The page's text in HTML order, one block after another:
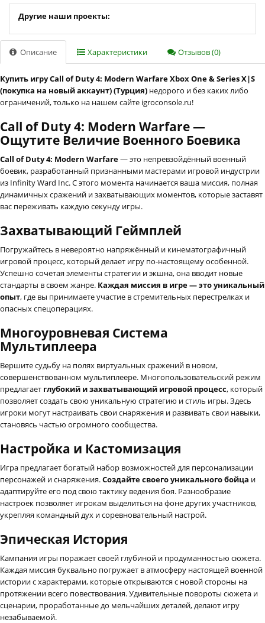
Другие наши проекты:
Описание Характеристики Отзывов (0)
Купить игру Call of Duty 4: Modern Warfare Xbox One & Series X|S
(покупка на новый аккаунт) (Турция) недорого и без каких либо
ограничений, только на нашем сайте igroconsole.ru!
Call of Duty 4: Modern Warfare —
Ощутите Величие Военного Боевика
Call of Duty 4: Modern Warfare— это непревзойдённый военный
боевик, разработанный признанными мастерами игровой индустрии
из Infinity Ward Inc. С этого момента начинается ваша миссия, полная
динамичных сражений и захватывающих моментов, которые заставят
вас переживать каждую секунду игры.
Захватывающий Геймплей
Погружайтесь в невероятно напряжённый и кинематографичный
игровой процесс, который делает игру по-настоящему особенной.
Успешно сочетая элементы стратегии и экшна, она вводит новые
стандарты в своем жанре. Каждая миссия в игре — это уникальный
опыт, где вы принимаете участие в стремительных перестрелках и
опасных спецоперациях.
Многоуровневая Система
Мультиплеера
Вершите судьбу на полях виртуальных сражений в новом,
совершенствованном мультиплеере. Многопользовательский режим
предлагает глубокий и захватывающий игровой процесс, который
позволяет создать свою уникальную стратегию и стиль игры. Здесь
игроки могут настраивать свои снаряжения и развивать свои навыки,
становясь частью огромного сообщества.
Настройка и Кастомизация
Игра предлагает богатый набор возможностей для персонализации
персонажей и снаряжения.Создайте своего уникального бойца и
адаптируйте его под свою тактику ведения боя. Разнообразие
настроек позволяет игрокам выделиться на фоне других участников,
укрепляя командный дух и соревновательный настрой.
Эпическая История
Кампания игры поражает своей глубиной и продуманностью сюжета.
Каждая миссия буквально погружает в атмосферу настоящей военной
истории с характерами, которые открываются с новой стороны на
протяжении всего повествования. Удивительные повороты сюжета и
сценарии, проработанные до мельчайших деталей, делают игру
незабываемой.